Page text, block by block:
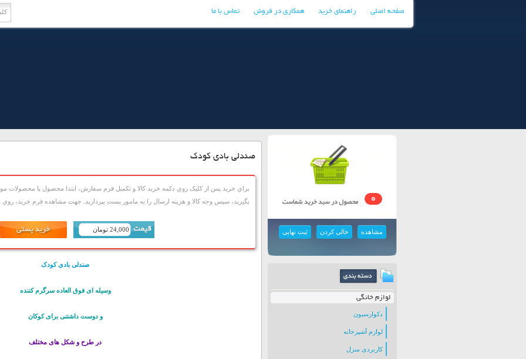
صفحه اصلی راهنمای خرید همکاری در فروش تماس با ما
0
مشاهده خالی کردن ثبت نهایی
لوازم خانگی
دکوارسیون
لوازم آشپزخانه
کاربردی منزل
صندلی بادی کودک
براي خريد پس از کليک روي دکمه خريد کالا و تکميل فرم سفارش، ابتدا محصول يا محصولات
بگيريد، سپس وجه کالا و هزينه ارسال را به مامور پست بپردازيد. جهت مشاهده فرم خريد، روي
24,000 تومان
صندلی بادی کودک
وسیله ای فوق العاده سرگرم کننده
و دوست داشتنی برای کوکان
در طرح و شکل های مختلف